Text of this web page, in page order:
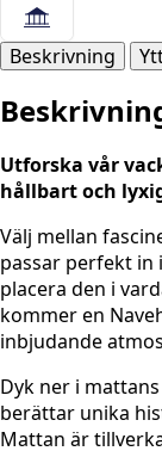
mängd
Beskrivning
Utforska vår
hållbart och
Välj mellan
passar perfekt in
placera den i
kommer en
inbjudande
Dyk ner i
berättar unika
Mattan är